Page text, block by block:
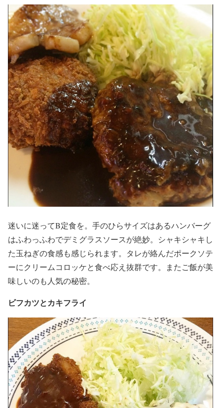
迷いに迷ってB定食を。手のひらサイズはあるハンバーグ
はふわっふわでデミグラスソースが絶妙。シャキシャキし
た玉ねぎの食感も感じられます。タレが絡んだポークソテ
ーにクリームコロッケと食べ応え抜群です。またご飯が美
味しいのも人気の秘密。
ビフカツとカキフライ